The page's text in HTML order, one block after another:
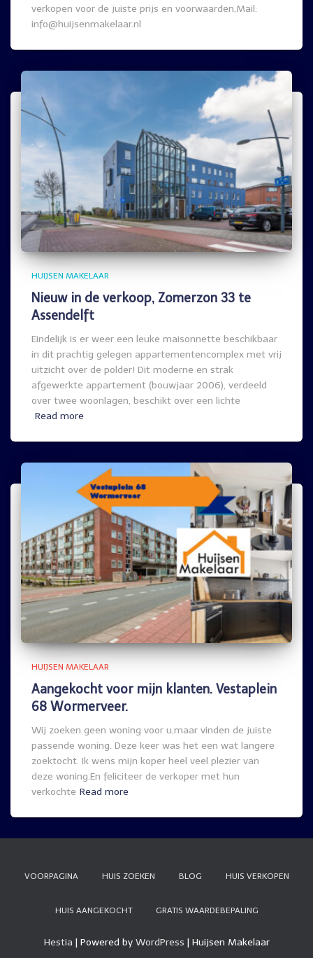
verkopen voor de juiste prijs en voorwaarden,Mail:
info@huijsenmakelaar.nl
HUIJSEN MAKELAAR
Nieuw in de verkoop, Zomerzon 33 te
Assendelft
Eindelijk is er weer een leuke maisonnette beschikbaar
in dit prachtig gelegen appartementencomplex met vrij
uitzicht over de polder! Dit moderne en strak
afgewerkte appartement (bouwjaar 2006), verdeeld
over twee woonlagen, beschikt over een lichte
Read more
HUIJSEN MAKELAAR
Aangekocht voor mijn klanten. Vestaplein
68 Wormerveer.
Wij zoeken geen woning voor u,maar vinden de juiste
passende woning. Deze keer was het een wat langere
zoektocht. Ik wens mijn koper heel veel plezier van
deze woning.En feliciteer de verkoper met hun
verkochte Read more
VOORPAGINA HUIS ZOEKEN BLOG HUIS VERKOPEN
HUIS AANGEKOCHT GRATIS WAARDEBEPALING
Hestia | Powered by WordPress | Huijsen Makelaar